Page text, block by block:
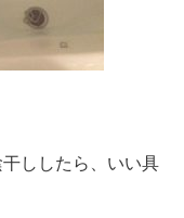
ししたら、いい具